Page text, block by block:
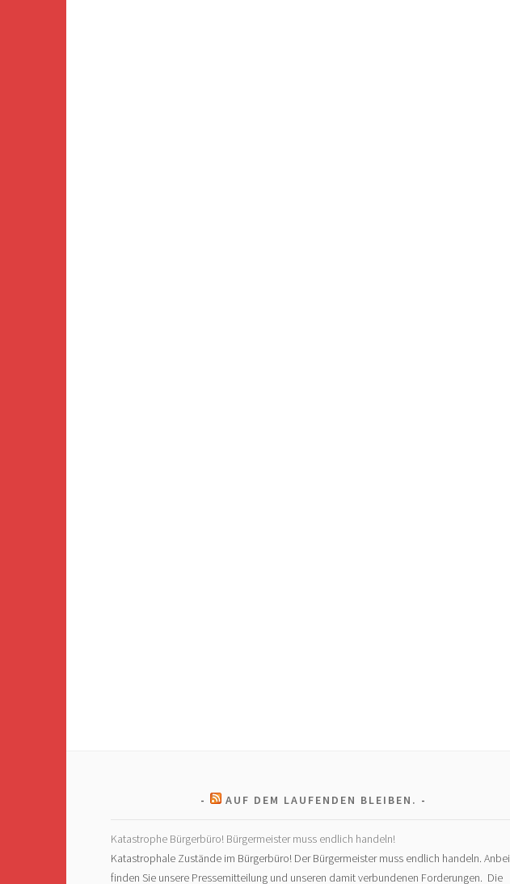
AUF DEM LAUFENDEN BLEIBEN.
Katastrophe Bürgerbüro! Bürgermeister muss endlich handeln!
Katastrophale Zustände im Bürgerbüro! Der Bürgermeister muss endlich handeln. Anbei
finden Sie unsere Pressemitteilung und unseren damit verbundenen Forderungen. Die